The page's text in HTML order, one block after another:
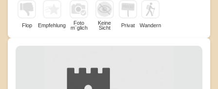
Flop Empfehlung
Foto
m¨glich
Keine
Sicht
Privat Wandern